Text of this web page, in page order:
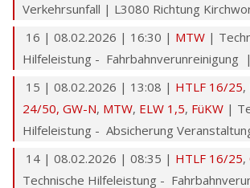
Verkehrsunfall | L3080 Richtung
16 | 08.02.2026 | 16:30 | MTW |
Hilfeleistung - Fahrbahnverunreinigung
15 | 08.02.2026 | 13:08 | HTLF 16/25,
24/50, GW-N, MTW, ELW 1,5, FüKW |
Hilfeleistung - Absicherung
14 | 08.02.2026 | 08:35 | HTLF 16/25,
Technische Hilfeleistung -